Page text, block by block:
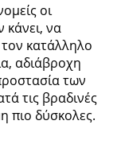
οι
κάνει, να
κατάλληλο
αδιάβροχη
των
τις βραδινές
πιο δύσκολες.